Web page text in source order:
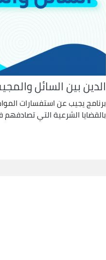
الدين بين السائل
برنامج يجيب عن استفسارات
بالقضايا الشرعية التي